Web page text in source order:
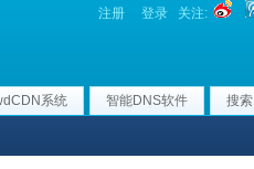
注册 登录 关注:
系统 智能DNS软件 搜索